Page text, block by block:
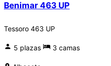
Benimar 463 UP
Tessoro 463 UP
5 plazas 3 camas